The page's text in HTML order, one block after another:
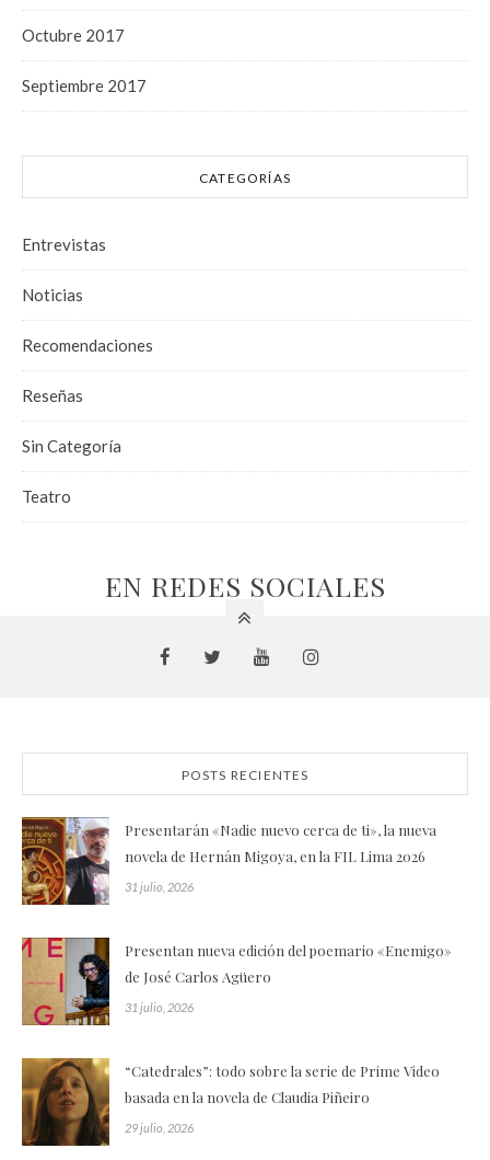
Octubre 2017
Septiembre 2017
CATEGORÍAS
Entrevistas
Noticias
Recomendaciones
Reseñas
Sin Categoría
Teatro
EN REDES SOCIALES
POSTS RECIENTES
Presentarán «Nadie nuevo cerca de ti», la nueva
novela de Hernán Migoya, en la FIL Lima 2026
31 julio, 2026
Presentan nueva edición del poemario «Enemigo»
de José Carlos Agüero
31 julio, 2026
“Catedrales”: todo sobre la serie de Prime Video
basada en la novela de Claudia Piñeiro
29 julio, 2026